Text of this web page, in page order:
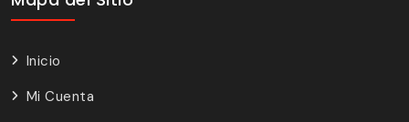
Inicio
Mi Cuenta